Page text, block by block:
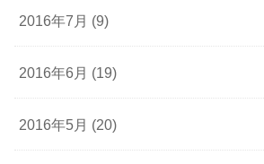
2016年7月 (9)
2016年6月 (19)
2016年5月 (20)